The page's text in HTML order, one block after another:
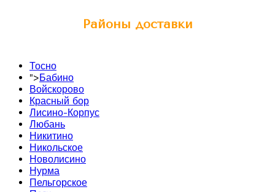
Районы доставки
Тосно
">Бабино
Войскорово
Красный бор
Лисино-Корпус
Любань
Никитино
Никольское
Новолисино
Нурма
Пельгорское